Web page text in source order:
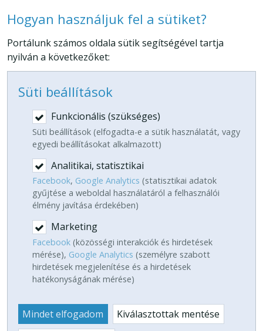
Hogyan használjuk fel a sütiket?
Portálunk számos oldala sütik segítségével tartja
nyilván a következőket:
Süti beállítások
Funkcionális (szükséges)
Süti beállítások (elfogadta-e a sütik használatát, vagy
egyedi beállításokat alkalmazott)
Analitikai, statisztikai
Facebook, Google Analytics (statisztikai adatok
gyűjtése a weboldal használatáról a felhasználói
élmény javítása érdekében)
Marketing
Facebook (közösségi interakciók és hirdetések
mérése), Google Analytics (személyre szabott
hirdetések megjelenítése és a hirdetések
hatékonyságának mérése)
Mindet elfogadom
Kiválasztottak mentése